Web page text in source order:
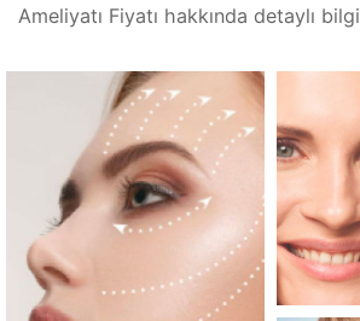
Ameliyatı Fiyatı hakkında detaylı